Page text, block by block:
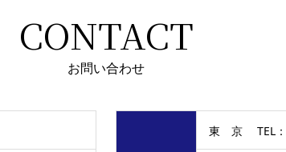
CONTACT
お問い合わせ
東 京 TEL：